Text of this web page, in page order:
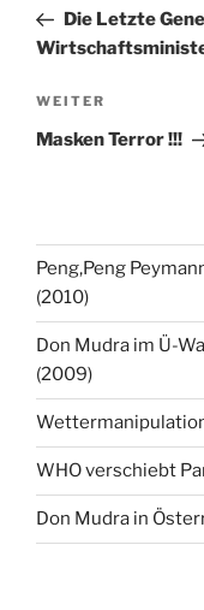
BeitragDie Letzte
Nächster
Beitrag
WEITER
Masken Terror !!!
Peng,Peng
(2010)
Don Mudra im Ü-
(2009)
WHO verschiebt
Don Mudra in